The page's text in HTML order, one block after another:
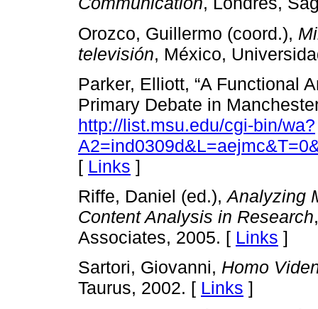
Orozco, Guillermo (coord.),
televisión, México,
Parker, Elliott, “A Functional
Primary Debate in
http://list.msu.edu/cgi-bin/wa?
[ Links ]
Riffe, Daniel (ed.),Analyzing
Content Analysis in Research
Associates, 2005. [ Links ]
Sartori, Giovanni, Homo
Taurus, 2002. [ Links ]